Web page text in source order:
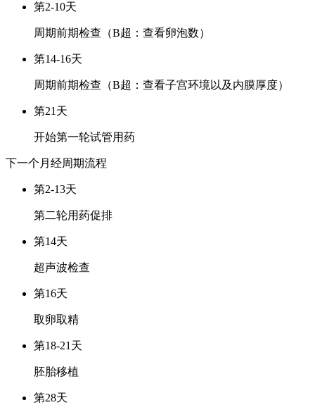
第2-10天
周期前期检查（B超：查看卵泡数）
第14-16天
周期前期检查（B超：查看子宫环境以及内膜厚度）
第21天
开始第一轮试管用药
下一个月经周期流程
第2-13天
第二轮用药促排
第14天
超声波检查
第16天
取卵取精
第18-21天
胚胎移植
第28天